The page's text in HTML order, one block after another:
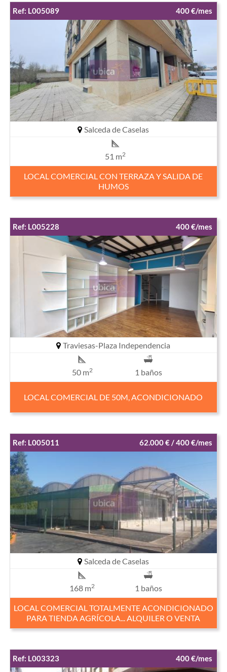
Ref: L005089 400 €/mes
Salceda de Caselas
51 m2
LOCAL COMERCIAL CON TERRAZA Y SALIDA DE
HUMOS
Ref: L005228 400 €/mes
Traviesas-Plaza Independencia
50 m2 1 baños
LOCAL COMERCIAL DE 50M, ACONDICIONADO
Ref: L005011 62.000 € / 400 €/mes
Salceda de Caselas
168 m2 1 baños
LOCAL COMERCIAL TOTALMENTE ACONDICIONADO
PARA TIENDA AGRÍCOLA... ALQUILER O VENTA
Ref: L003323 400 €/mes